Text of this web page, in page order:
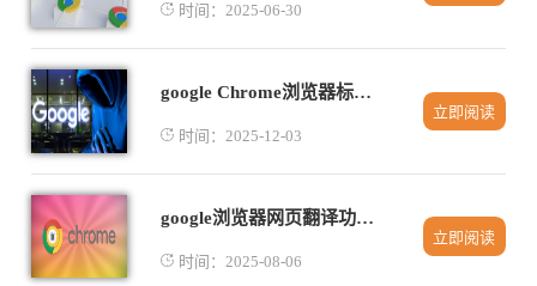
时间：2025-06-30
google Chrome浏览器标签页自动刷新如何关闭
时间：2025-12-03
立即阅读
google浏览器网页翻译功能详细设置及使用方法
时间：2025-08-06
立即阅读